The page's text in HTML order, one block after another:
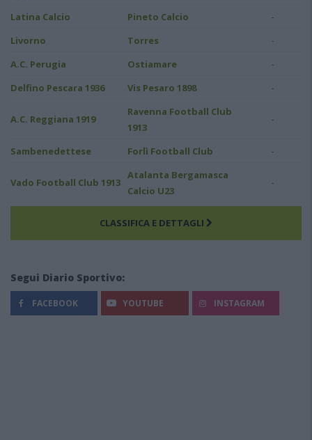
Latina Calcio Pineto Calcio -
Livorno Torres -
A.C. Perugia Ostiamare -
Delfino Pescara 1936 Vis Pesaro 1898 -
A.C. Reggiana 1919
Ravenna Football Club
1913
-
Sambenedettese Forlì Football Club -
Vado Football Club 1913
Atalanta Bergamasca
Calcio U23
-
CLASSIFICA E DETTAGLI
Segui Diario Sportivo:
FACEBOOK YOUTUBE INSTAGRAM